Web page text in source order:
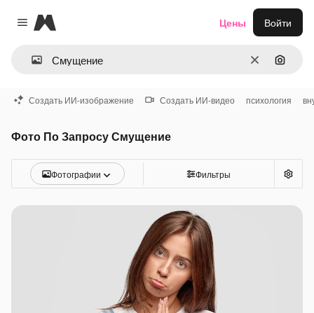
Close menu
Magnific
ОчиститьПоиск
Цены Войти
Создать ИИ-изображение Создать ИИ-видео психология
Фото По Запросу Смущение
Фотографии Фильтры